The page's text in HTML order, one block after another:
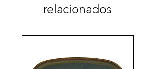
relacionados